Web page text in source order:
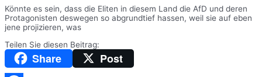
Könnte es sein, dass die Eliten in diesem Land die AfD und deren
Protagonisten deswegen so abgrundtief hassen, weil sie auf eben
jene projizieren, was
Teilen Sie diesen Beitrag:
Share Post